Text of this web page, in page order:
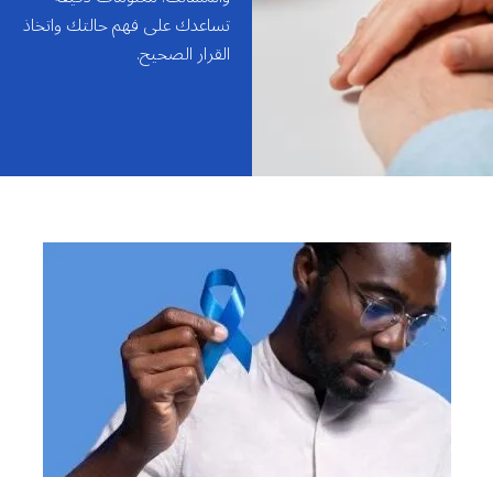
تساعدك على فهم حالتك واتخاذ
القرار الصحيح.